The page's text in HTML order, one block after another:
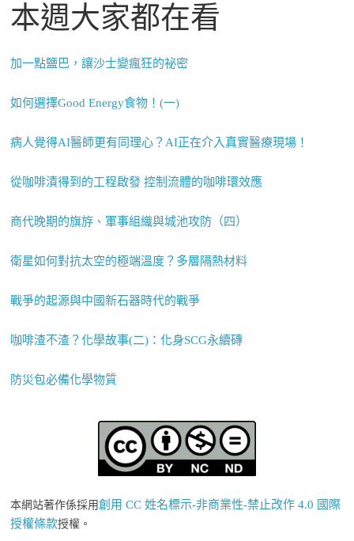
本週大家都在看
加一點鹽巴，讓沙士變瘋狂的祕密
如何選擇Good Energy食物！(一)
病人覺得AI醫師更有同理心？AI正在介入真實醫療現場！
從咖啡漬得到的工程啟發 控制流體的咖啡環效應
商代晚期的旗斿、軍事組織與城池攻防（四）
衛星如何對抗太空的極端溫度？多層隔熱材料
戰爭的起源與中國新石器時代的戰爭
咖啡渣不渣？化學故事(二)：化身SCG永續磚
防災包必備化學物質
本網站著作係採用創用 CC 姓名標示-非商業性-禁止改作 4.0 國際
授權條款授權。